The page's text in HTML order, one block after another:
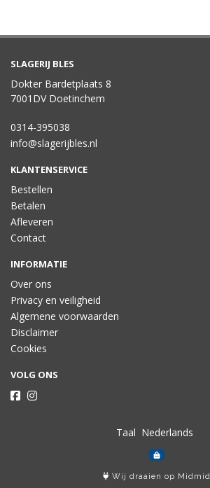
SLAGERIJ BLES
Dokter Bardetplaats 8
7001DV Doetinchem
0314-395038
info@slagerijbles.nl
KLANTENSERVICE
Bestellen
Betalen
Afleveren
Contact
INFORMATIE
Over ons
Privacy en veiligheid
Algemene voorwaarden
Disclaimer
Cookies
VOLG ONS
Taal
Wij draaien op Midmid